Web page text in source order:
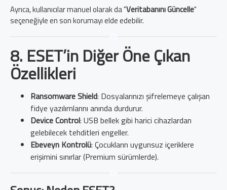
Ayrıca, kullanıcılar manuel olarak da "Veritabanını Güncelle"
seçeneğiyle en son korumayı elde edebilir.
8. ESET’in Diğer Öne Çıkan
Özellikleri
Ransomware Shield: Dosyalarınızı şifrelemeye çalışan
fidye yazılımlarını anında durdurur.
Device Control: USB bellek gibi harici cihazlardan
gelebilecek tehditleri engeller.
Ebeveyn Kontrolü: Çocukların uygunsuz içeriklere
erişimini sınırlar (Premium sürümlerde).